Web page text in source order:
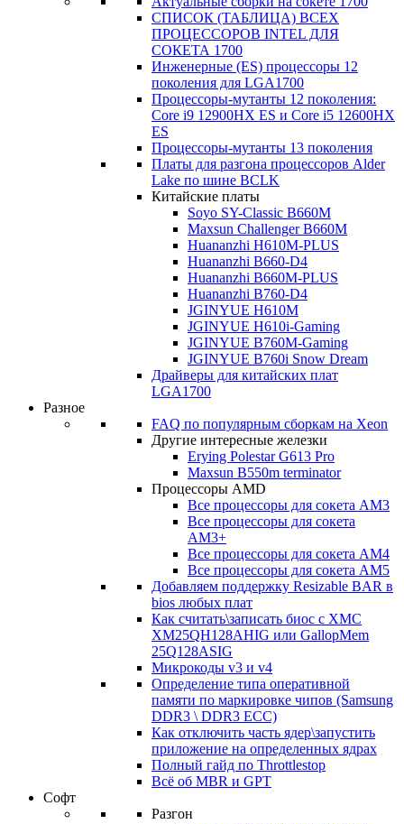
СПИСОК (ТАБЛИЦА) ВСЕХ
ПРОЦЕССОРОВ INTEL ДЛЯ
СОКЕТА 1700
Инженерные (ES) процессоры 12
поколения для LGA1700
Процессоры-мутанты 12 поколения:
Core i9 12900HX ES и Core i5 12600HX
ES
Процессоры-мутанты 13 поколения
Платы для разгона процессоров Alder
Lake по шине BCLK
Китайские платы
Soyo SY-Classic B660M
Maxsun Challenger B660M
Huananzhi H610M-PLUS
Huananzhi B660-D4
Huananzhi B660M-PLUS
Huananzhi B760-D4
JGINYUE H610M
JGINYUE H610i-Gaming
JGINYUE B760M-Gaming
JGINYUE B760i Snow Dream
Драйверы для китайских плат
LGA1700
Разное
FAQ по популярным сборкам на Xeon
Другие интересные железки
Erying Polestar G613 Pro
Maxsun B550m terminator
Процессоры AMD
Все процессоры для сокета AM3
Все процессоры для сокета
AM3+
Все процессоры для сокета AM4
Все процессоры для сокета AM5
Добавляем поддержку Resizable BAR в
bios любых плат
Как считать\записать биос с XMC
XM25QH128AHIG или GallopMem
25Q128ASIG
Микрокоды v3 и v4
Определение типа оперативной
памяти по маркировке чипов (Samsung
DDR3 \ DDR3 ECC)
Как отключить часть ядер\запустить
приложение на определенных ядрах
Полный гайд по Throttlestop
Всё об MBR и GPT
Софт
Разгон